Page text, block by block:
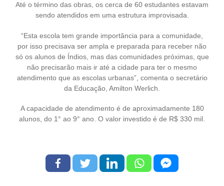
Até o término das obras, os cerca de 60 estudantes estavam
sendo atendidos em uma estrutura improvisada.
“Esta escola tem grande importância para a comunidade,
por isso precisava ser ampla e preparada para receber não
só os alunos de Índios, mas das comunidades próximas, que
não precisarão mais ir até a cidade para ter o mesmo
atendimento que as escolas urbanas”, comenta o secretário
da Educação, Amilton Werlich.
A capacidade de atendimento é de aproximadamente 180
alunos, do 1° ao 9° ano. O valor investido é de R$ 330 mil.